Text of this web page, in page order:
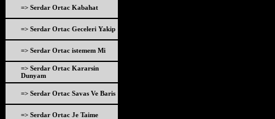
=> Serdar Ortac Kabahat
=> Serdar Ortac Geceleri Yakip
=> Serdar Ortac istemem Mi
=> Serdar Ortac Kararsin
Dunyam
=> Serdar Ortac Savas Ve Baris
=> Serdar Ortac Je Taime